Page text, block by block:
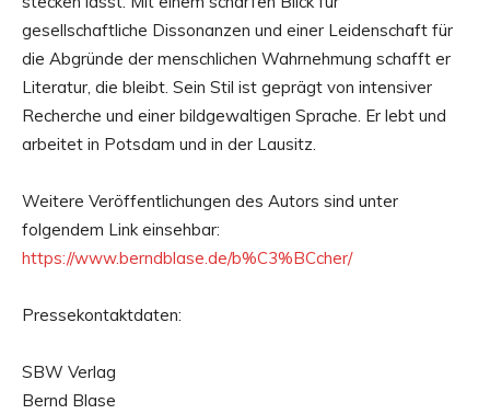
gesellschaftliche Dissonanzen und einer Leidenschaft für
die Abgründe der menschlichen Wahrnehmung schafft er
Literatur, die bleibt. Sein Stil ist geprägt von intensiver
Recherche und einer bildgewaltigen Sprache. Er lebt und
arbeitet in Potsdam und in der Lausitz.
Weitere Veröffentlichungen des Autors sind unter
folgendem Link einsehbar:
https://www.berndblase.de/b%C3%BCcher/
Pressekontaktdaten:
SBW Verlag
Bernd Blase